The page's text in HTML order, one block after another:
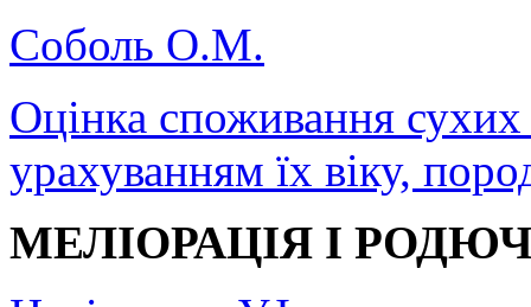
Соболь О.М.
Оцінка споживання
урахуванням їх віку,
МЕЛІОРАЦІЯ І